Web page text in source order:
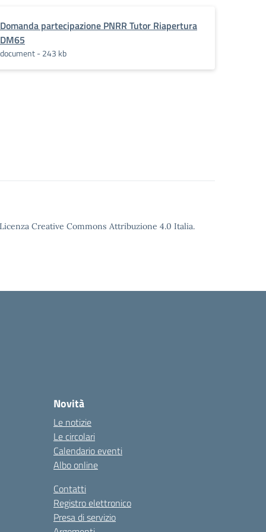
Domanda partecipazione PNRR Tutor Riapertura
DM65
document - 243 kb
Creative Commons Attribuzione 4.0 Italia.
Novità
Le notizie
Le circolari
Calendario eventi
Albo online
Contatti
Registro elettronico
Presa di servizio